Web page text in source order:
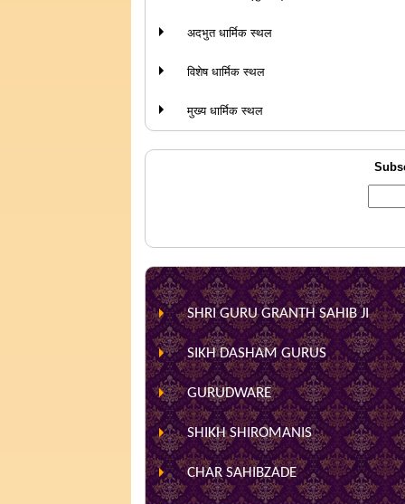
अदभुत धार्मिक स्थल
विशेष धार्मिक स्थल
मुख्य धार्मिक स्थल
SHRI GURU GRANTH SAHIB JI
SIKH DASHAM GURUS
GURUDWARE
SHIKH SHIROMANIS
CHAR SAHIBZADE